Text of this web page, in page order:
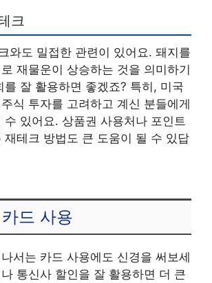
크
와도 밀접한 관련이 있어요. 돼지를
재물운이 상승하는 것을 의미하기
를 잘 활용하면 좋겠죠? 특히, 미국
식 투자를 고려하고 계신 분들에게
수 있어요. 상품권 사용처나 포인트
재테크 방법도 큰 도움이 될 수 있답
드 사용
서는 카드 사용에도 신경을 써보세
통신사 할인을 잘 활용하면 더 큰